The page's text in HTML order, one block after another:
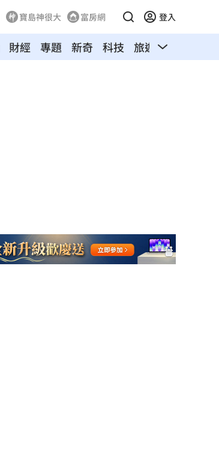
寶島神很大 富房網 登入
財經 專題 新奇 科技 旅遊 汽車